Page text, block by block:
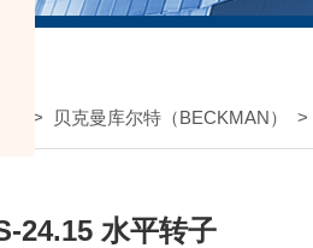
> 贝克曼库尔特（BECKMAN） >
24.15 水平转子